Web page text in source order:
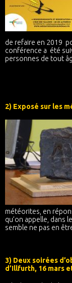
de refaire en 2019
conférence a été
personnes de tout
2) Exposé sur les
météorites, en
qu’on appelle, dans
semble ne pas en
3) Deux soirées
d’Illfurth, 16 mars